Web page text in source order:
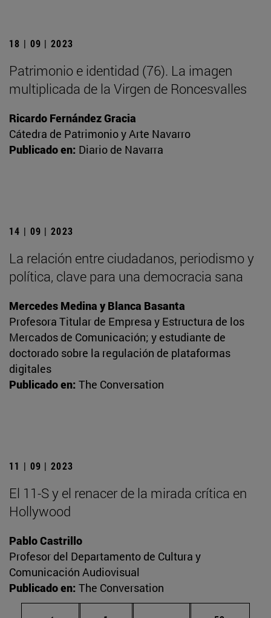
18 | 09 | 2023
Patrimonio e identidad (76). La imagen
multiplicada de la Virgen de Roncesvalles
Ricardo Fernández Gracia
Cátedra de Patrimonio y Arte Navarro
Publicado en: Diario de Navarra
14 | 09 | 2023
La relación entre ciudadanos, periodismo y
política, clave para una democracia sana
Mercedes Medina y Blanca Basanta
Profesora Titular de Empresa y Estructura de los
Mercados de Comunicación; y estudiante de
doctorado sobre la regulación de plataformas
digitales
Publicado en: The Conversation
11 | 09 | 2023
El 11-S y el renacer de la mirada crítica en
Hollywood
Pablo Castrillo
Profesor del Departamento de Cultura y
Comunicación Audiovisual
Publicado en: The Conversation